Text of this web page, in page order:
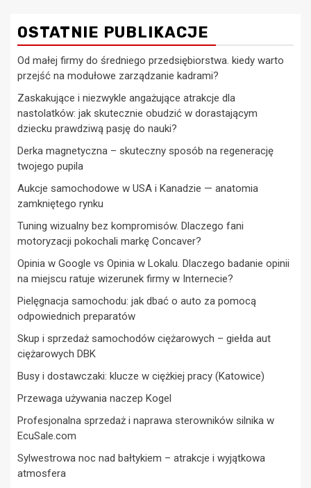
OSTATNIE PUBLIKACJE
Od małej firmy do średniego przedsiębiorstwa. kiedy warto
przejść na modułowe zarządzanie kadrami?
Zaskakujące i niezwykle angażujące atrakcje dla
nastolatków: jak skutecznie obudzić w dorastającym
dziecku prawdziwą pasję do nauki?
Derka magnetyczna – skuteczny sposób na regenerację
twojego pupila
Aukcje samochodowe w USA i Kanadzie — anatomia
zamkniętego rynku
Tuning wizualny bez kompromisów. Dlaczego fani
motoryzacji pokochali markę Concaver?
Opinia w Google vs Opinia w Lokalu. Dlaczego badanie opinii
na miejscu ratuje wizerunek firmy w Internecie?
Pielęgnacja samochodu: jak dbać o auto za pomocą
odpowiednich preparatów
Skup i sprzedaż samochodów ciężarowych – giełda aut
ciężarowych DBK
Busy i dostawczaki: klucze w ciężkiej pracy (Katowice)
Przewaga używania naczep Kogel
Profesjonalna sprzedaż i naprawa sterowników silnika w
EcuSale.com
Sylwestrowa noc nad bałtykiem – atrakcje i wyjątkowa
atmosfera